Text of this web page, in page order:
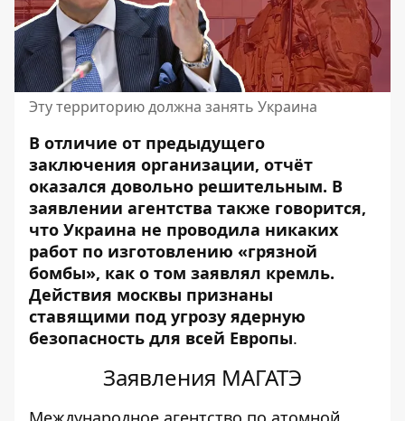
Эту территорию должна занять Украина
В отличие от предыдущего
заключения организации, отчёт
оказался довольно решительным. В
заявлении агентства также говорится,
что Украина не проводила никаких
работ по изготовлению «грязной
бомбы», как о том заявлял кремль.
Действия москвы признаны
ставящими под угрозу ядерную
безопасность для всей Европы.
Заявления МАГАТЭ